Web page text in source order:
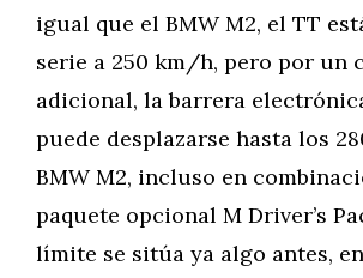
igual que el BMW M2, el TT
serie a 250 km/h, pero por un
adicional, la barrera
puede desplazarse hasta los
BMW M2, incluso en
paquete opcional M Driver’s
límite se sitúa ya algo antes,